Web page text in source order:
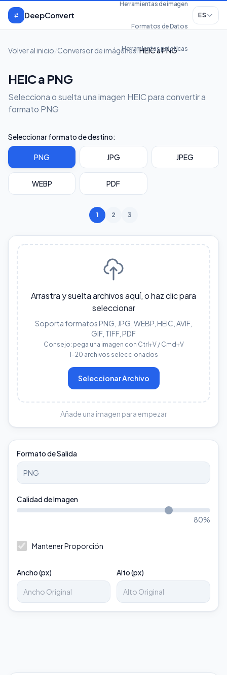
Saltar al contenido
DeepConvert
Herramientas de imagen
Formatos de Datos
Herramientas prácticas
ES
Volver al inicio Conversor de imágenes/HEIC a PNG
HEIC a PNG
Selecciona o suelta una imagen HEIC para convertir a
formato PNG
Seleccionar formato de destino:
PNG JPG JPEG
WEBP PDF
1 2 3
Arrastra y suelta archivos aquí, o haz clic para
seleccionar
Soporta formatos PNG, JPG, WEBP, HEIC, AVIF,
GIF, TIFF, PDF
Consejo: pega una imagen con Ctrl+V / Cmd+V
1–20 archivos seleccionados
Seleccionar Archivo
Añade una imagen para empezar
Formato de Salida
Calidad de Imagen
80%
Mantener Proporción
Ancho (px) Alto (px)